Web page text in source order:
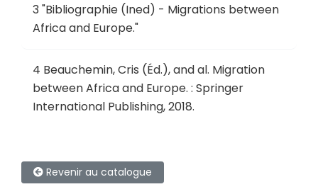
3"Bibliographie (Ined) - Migrations between
Africa and Europe."
4 Beauchemin, Cris (Éd.), and al. Migration
between Africa and Europe. : Springer
International Publishing, 2018.
Revenir au catalogue